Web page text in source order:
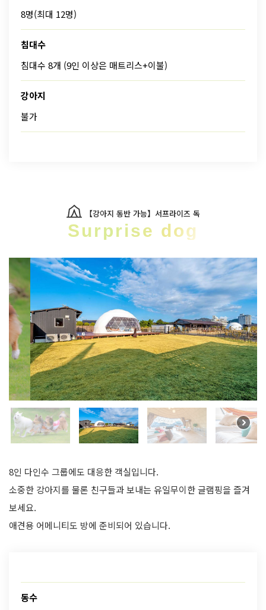
8명(최대 12명)
침대수
침대수 8개 (9인 이상은 매트리스+이불)
강아지
불가
【강아지 동반 가능】서프라이즈 독
Surprise dog
8인 다인수 그룹에도 대응한 객실입니다.
소중한 강아지를 물론 친구들과 보내는 유일무이한 글램핑을 즐겨
보세요.
애견용 어메니티도 방에 준비되어 있습니다.
동수